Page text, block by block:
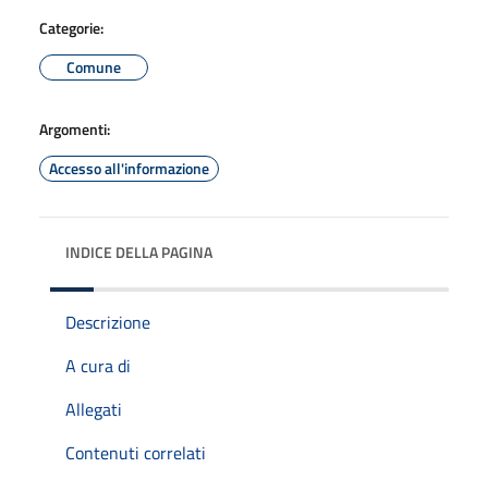
Categorie:
Comune
Argomenti:
Accesso all'informazione
INDICE DELLA PAGINA
Descrizione
A cura di
Allegati
Contenuti correlati